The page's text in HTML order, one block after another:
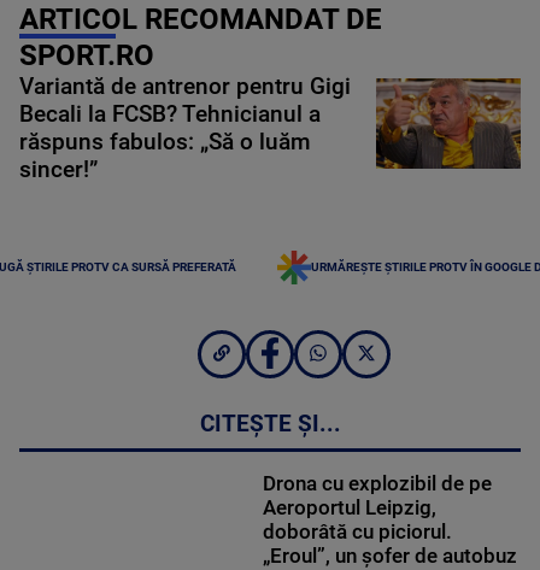
ARTICOL RECOMANDAT DE
SPORT.RO
Variantă de antrenor pentru Gigi
Becali la FCSB? Tehnicianul a
răspuns fabulos: „Să o luăm
sincer!”
ȘTIRILE PROTV CA SURSĂ PREFERATĂ URMĂREȘTE ȘTIRILE PROTV ÎN GOOGLE
CITEȘTE ȘI...
Drona cu explozibil de pe
Aeroportul Leipzig,
doborâtă cu piciorul.
„Eroul”, un șofer de autobuz